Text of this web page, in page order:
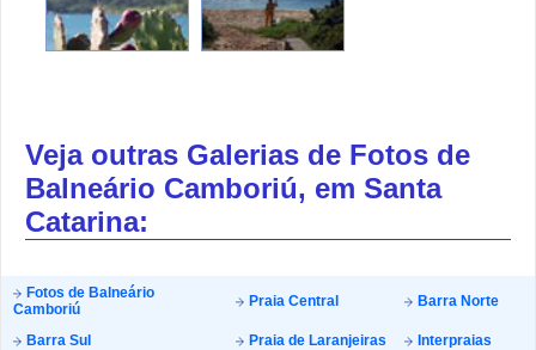
Veja outras Galerias de Fotos de
Balneário Camboriú, em Santa
Catarina:
Fotos de Balneário
Camboriú
Praia Central Barra Norte
Barra Sul Praia de Laranjeiras
Interpraias